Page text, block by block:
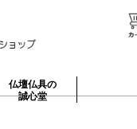
仏壇仏具の
誠心堂
グッズ